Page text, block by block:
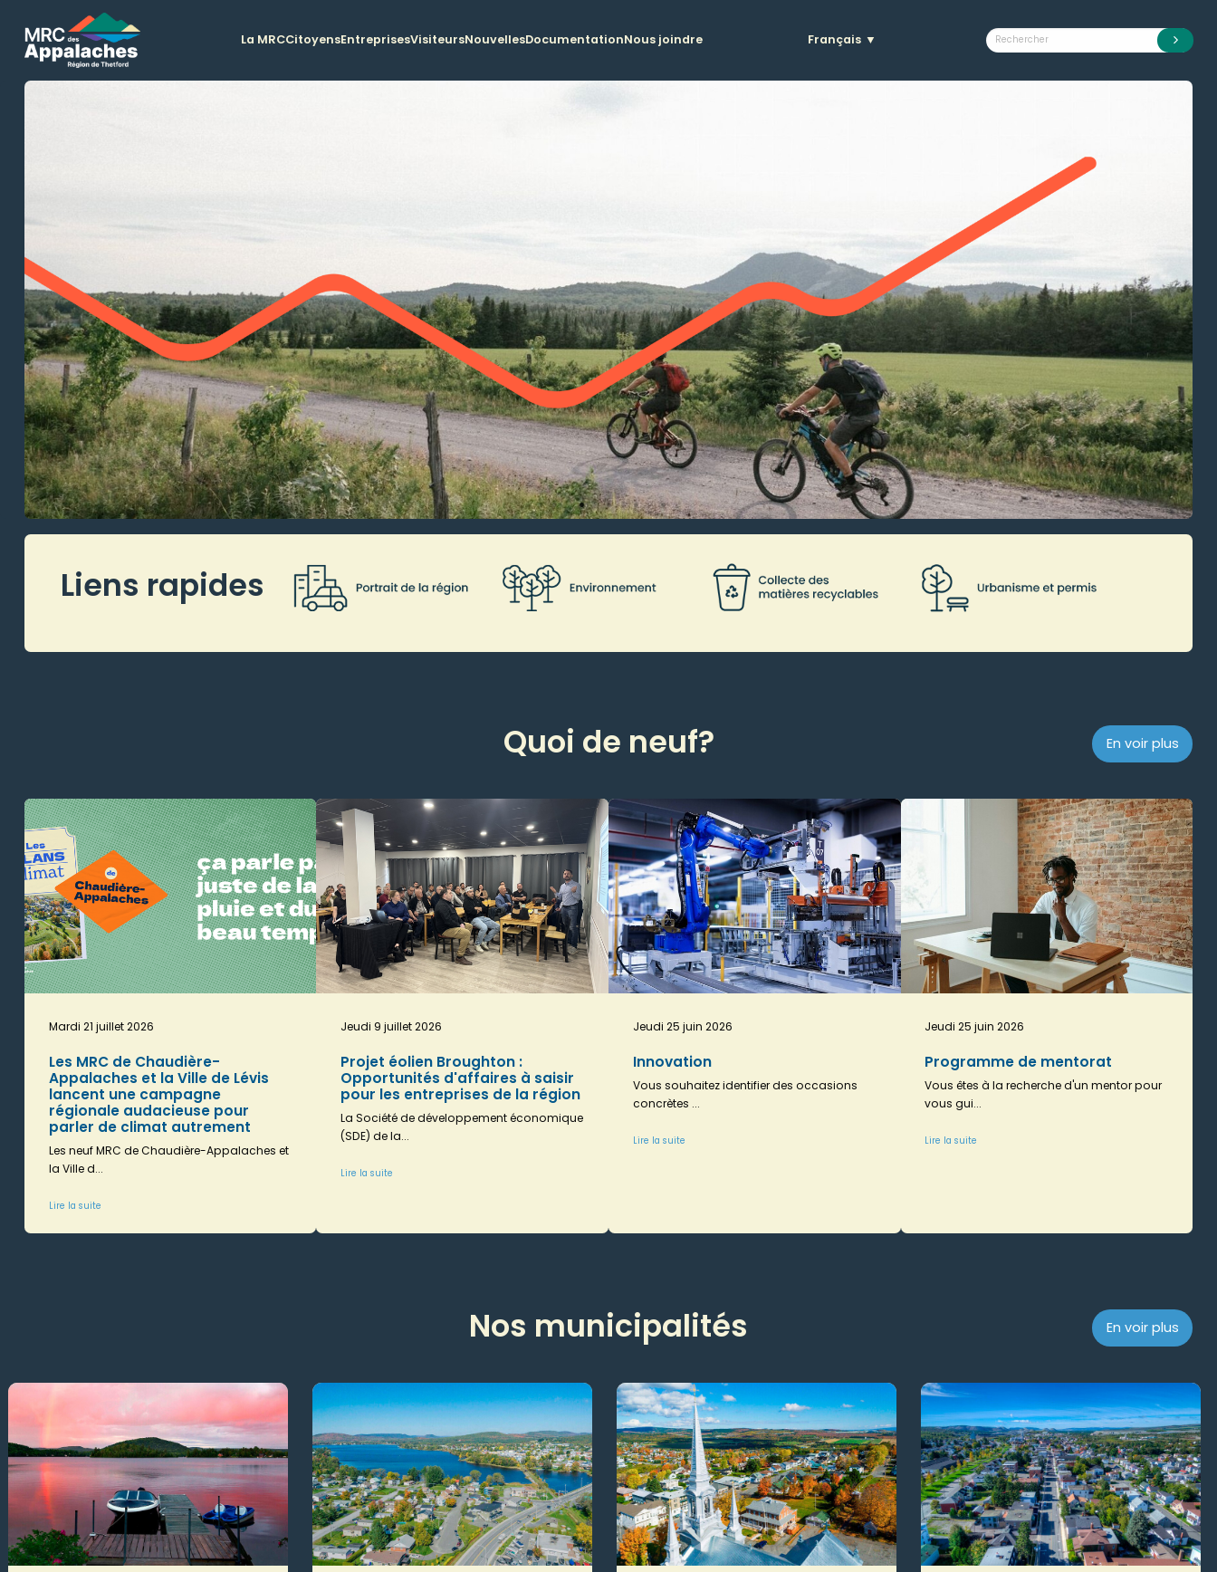
La MRCCitoyensEntreprisesVisiteursNouvellesDocumentationNous joindre Français ▼
Liens rapides
Quoi de neuf? En voir plus
Mardi 21 juillet 2026
Les MRC de Chaudière-
Appalaches et la Ville de Lévis
lancent une campagne
régionale audacieuse pour
parler de climat autrement
Les neuf MRC de Chaudière-Appalaches et
la Ville d...
Lire la suite
Jeudi 9 juillet 2026
Projet éolien Broughton :
Opportunités d'affaires à saisir
pour les entreprises de la région
La Société de développement économique
(SDE) de la...
Lire la suite
Jeudi 25 juin 2026
Innovation
Vous souhaitez identifier des occasions
concrètes ...
Lire la suite
Jeudi 25 juin 2026
Programme de mentorat
Vous êtes à la recherche d'un mentor pour
vous gui...
Lire la suite
Nos municipalités En voir plus